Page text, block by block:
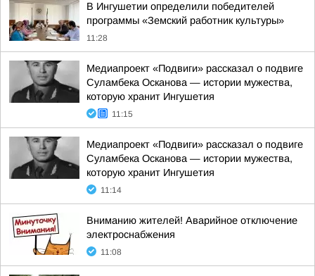
В Ингушетии определили победителей
программы «Земский работник культуры»
11:28
Медиапроект «Подвиги» рассказал о подвиге
Суламбека Осканова — истории мужества,
которую хранит Ингушетия
11:15
Медиапроект «Подвиги» рассказал о подвиге
Суламбека Осканова — истории мужества,
которую хранит Ингушетия
11:14
Вниманию жителей! Аварийное отключение
электроснабжения
11:08